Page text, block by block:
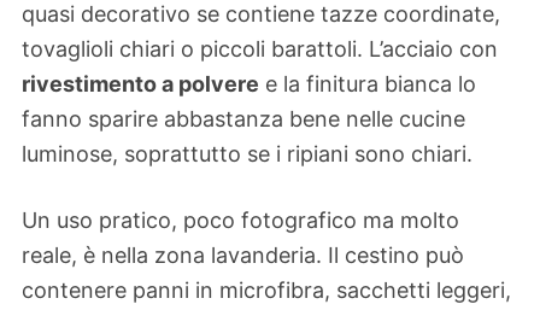
quasi decorativo se contiene tazze coordinate,
tovaglioli chiari o piccoli barattoli. L’acciaio con
rivestimento a polvere e la finitura bianca lo
fanno sparire abbastanza bene nelle cucine
luminose, soprattutto se i ripiani sono chiari.
Un uso pratico, poco fotografico ma molto
reale, è nella zona lavanderia. Il cestino può
contenere panni in microfibra, sacchetti leggeri,